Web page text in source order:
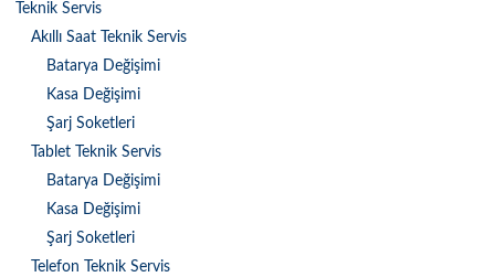
Teknik Servis
Akıllı Saat Teknik Servis
Batarya Değişimi
Kasa Değişimi
Şarj Soketleri
Tablet Teknik Servis
Batarya Değişimi
Kasa Değişimi
Şarj Soketleri
Telefon Teknik Servis